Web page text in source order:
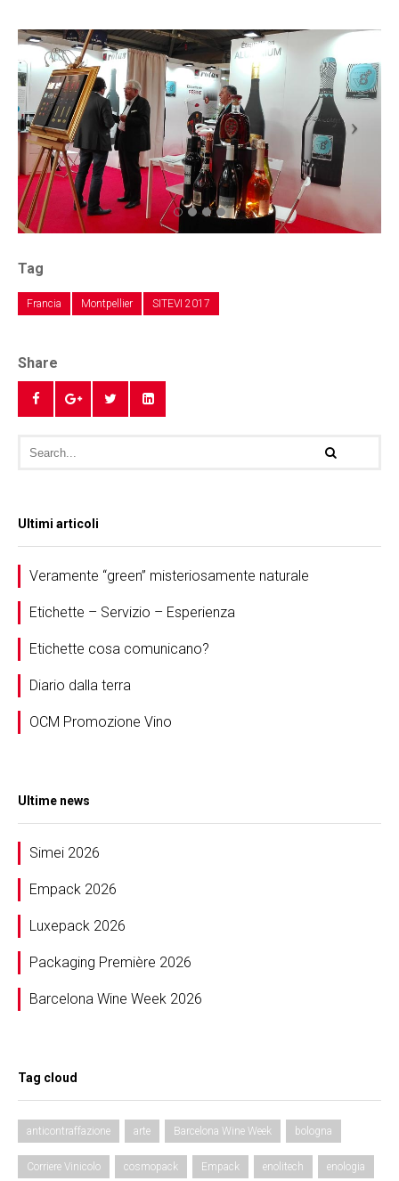
Tag
Francia Montpellier SITEVI 2017
Share
Ultimi articoli
Veramente “green” misteriosamente naturale
Etichette – Servizio – Esperienza
Etichette cosa comunicano?
Diario dalla terra
OCM Promozione Vino
Ultime news
Simei 2026
Empack 2026
Luxepack 2026
Packaging Première 2026
Barcelona Wine Week 2026
Tag cloud
anticontraffazione arte Barcelona Wine Week bologna
Corriere Vinicolo cosmopack Empack enolitech enologia